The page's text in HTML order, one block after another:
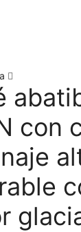
con